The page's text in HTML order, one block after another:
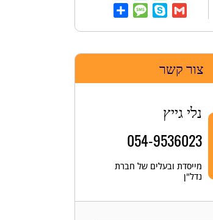
Gmail
Skype
Message
צור קשר
נלי גייץ
054-9536023
מייסדת ובעלים של חברת
נדל"ן